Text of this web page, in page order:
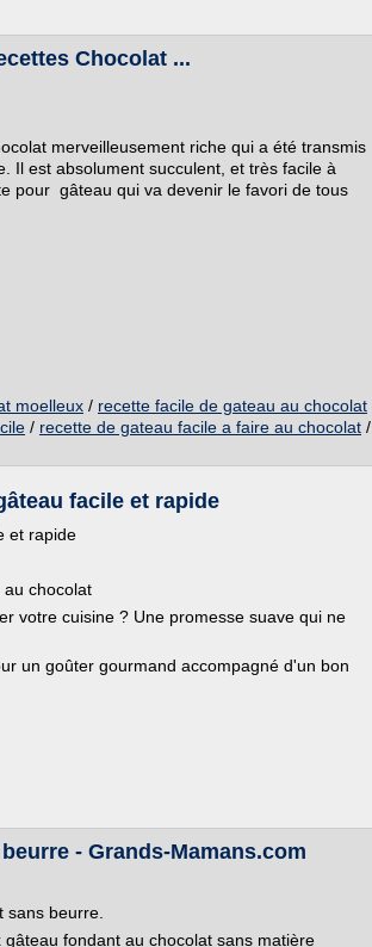
Chocolat ...
merveilleusement riche qui a été transmis
Il est absolument succulent, et très facile à
pour gâteau qui va devenir le favori de tous
moelleux / recette facile de gateau au chocolat
/ recette de gateau facile a faire au chocolat /
facile et rapide
et rapide
au chocolat
votre cuisine ? Une promesse suave qui ne
un goûter gourmand accompagné d'un bon
- Grands-Mamans.com
sans beurre.
fondant au chocolat sans matière